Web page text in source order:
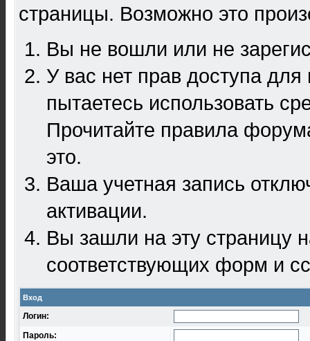
страницы. Возможно это
Вы не вошли или не
У вас нет прав доступа
пытаетесь использовать
Прочитайте правила
это.
Ваша учетная запись
активации.
Вы зашли на эту
соответствующих форм и
Вход
Логин:
Пароль: